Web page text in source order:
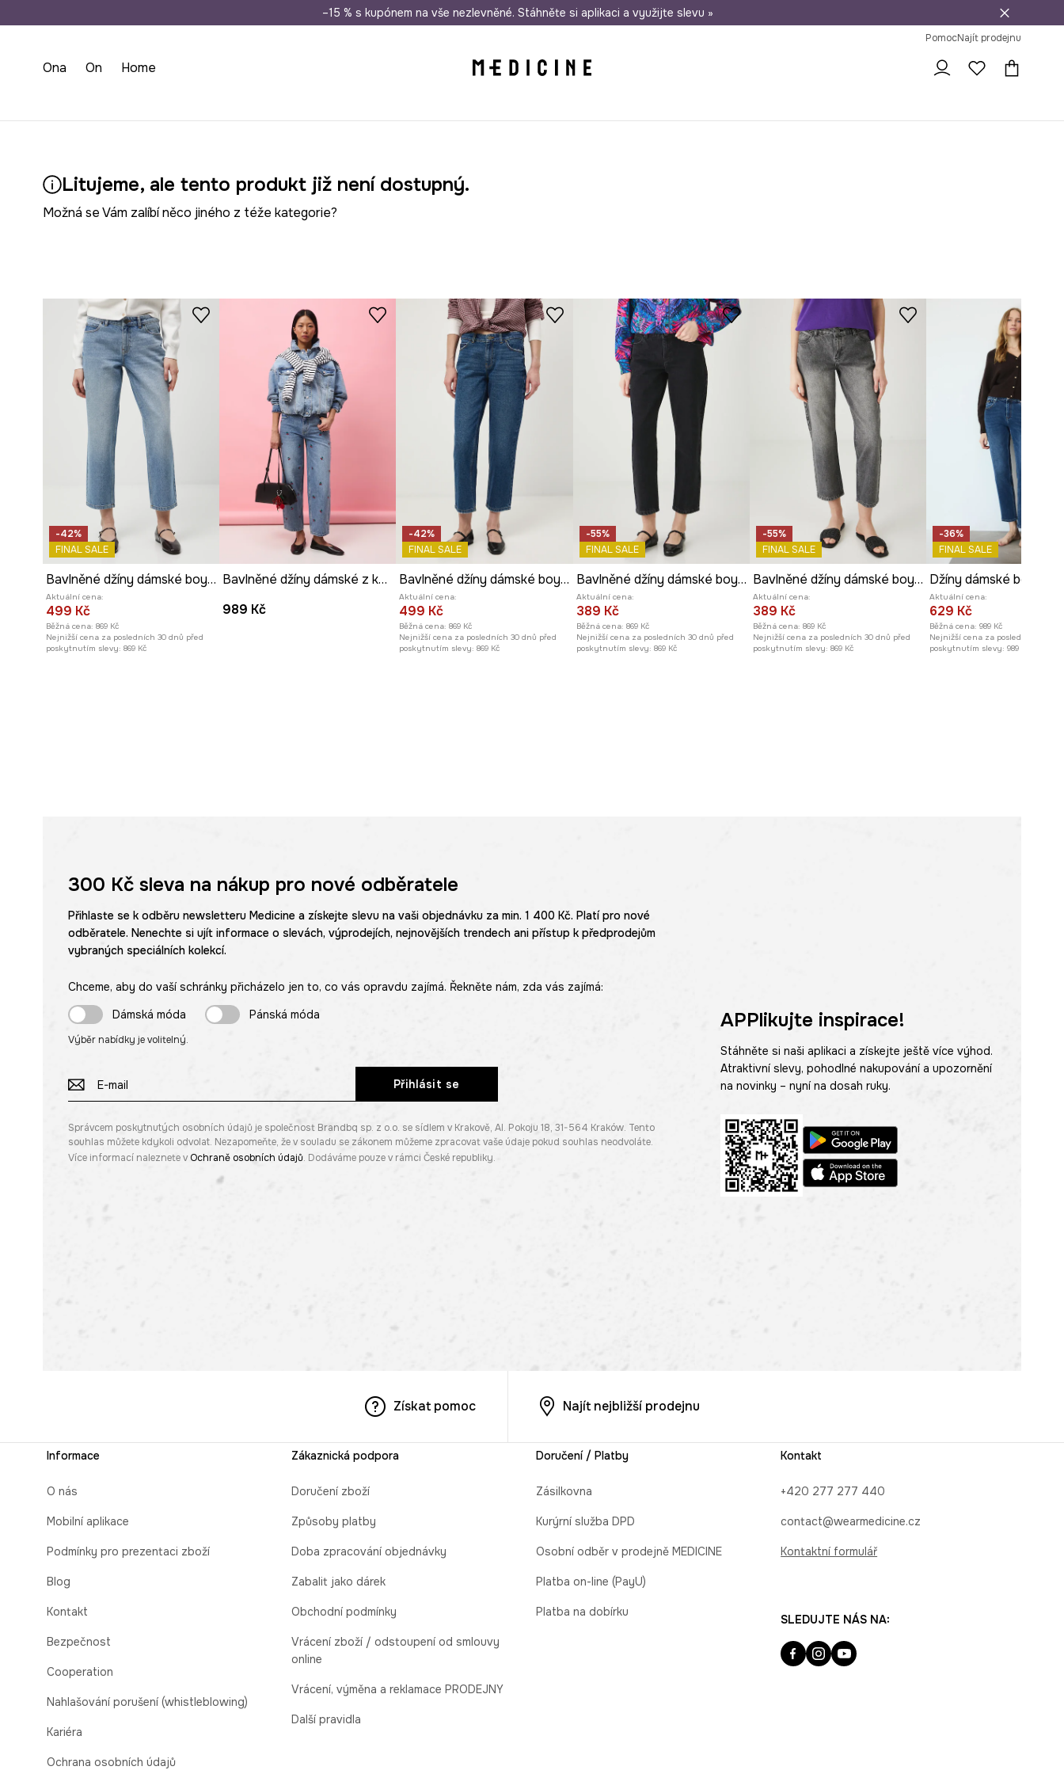
Doprava zdarma při nákupu nad 1 200 Kč Odeslání i do 24 hodin 30 dní na vrácení zboží
–15 % s kupónem na vše nezlevněné. Stáhněte si aplikaci a využijte slevu »
PomocNajít prodejnu
Ona On Home
Litujeme, ale tento produkt již není dostupný.
Možná se Vám zalíbí něco jiného z téže kategorie?
-42%
FINAL SALE
Bavlněné džíny dámské boyfriend, se sepraným efektem
Aktuální cena:
499 Kč
Běžná cena: 869 Kč
Nejnižší cena za posledních 30 dnů před
poskytnutím slevy: 869 Kč
Bavlněné džíny dámské z kolekce Valentine’s Day
989 Kč
-42%
FINAL SALE
Bavlněné džíny dámské boyfriend, se sepraným efektem
Aktuální cena:
499 Kč
Běžná cena: 869 Kč
Nejnižší cena za posledních 30 dnů před
poskytnutím slevy: 869 Kč
-55%
FINAL SALE
Bavlněné džíny dámské boyfriend, se sepraným efektem
Aktuální cena:
389 Kč
Běžná cena: 869 Kč
Nejnižší cena za posledních 30 dnů před
poskytnutím slevy: 869 Kč
-55%
FINAL SALE
Bavlněné džíny dámské boyfriend, se sepraným efektem
Aktuální cena:
389 Kč
Běžná cena: 869 Kč
Nejnižší cena za posledních 30 dnů před
poskytnutím slevy: 869 Kč
-36%
FINAL SALE
Aktuální cena:
629 Kč
Běžná cena: 989 Kč
Nejnižší cena za posledních 30
poskytnutím slevy: 989 Kč
300 Kčsleva na nákup pro nové odběratele
Přihlaste se k odběru newsletteru Medicine a získejte slevu na vaši objednávku za min. 1 400 Kč. Platí pro nové
odběratele. Nenechte si ujít informace o slevách, výprodejích, nejnovějších trendech ani přístup k předprodejům
vybraných speciálních kolekcí.
Chceme, aby do vaší schránky přicházelo jen to, co vás opravdu zajímá. Řekněte nám, zda vás zajímá:
Dámská móda
Pánská móda
Výběr nabídky je volitelný.
Přihlásit se
Správcem poskytnutých osobních údajů je společnost Brandbq sp. z o.o. se sídlem v Krakově, Al. Pokoju 18, 31-564 Kraków. Tento
souhlas můžete kdykoli odvolat. Nezapomeňte, že v souladu se zákonem můžeme zpracovat vaše údaje pokud souhlas neodvoláte.
Více informací naleznete v Ochraně osobních údajů. Dodáváme pouze v rámci České republiky.
APPlikujte inspirace!
Stáhněte si naši aplikaci a získejte ještě více výhod.
Atraktivní slevy, pohodlné nakupování a upozornění
na novinky – nyní na dosah ruky.
Získat pomoc Najít nejbližší prodejnu
Informace
O nás
Mobilní aplikace
Podmínky pro prezentaci zboží
Blog
Kontakt
Bezpečnost
Cooperation
Nahlašování porušení (whistleblowing)
Kariéra
Ochrana osobních údajů
Zákaznická podpora
Doručení zboží
Způsoby platby
Doba zpracování objednávky
Zabalit jako dárek
Obchodní podmínky
Vrácení zboží / odstoupení od smlouvy
online
Vrácení, výměna a reklamace PRODEJNY
Další pravidla
Doručení / Platby
Zásilkovna
Kurýrní služba DPD
Osobní odběr v prodejně MEDICINE
Platba on-line (PayU)
Platba na dobírku
Kontakt
+420 277 277 440
contact@wearmedicine.cz
Kontaktní formulář
SLEDUJTE NÁS NA: